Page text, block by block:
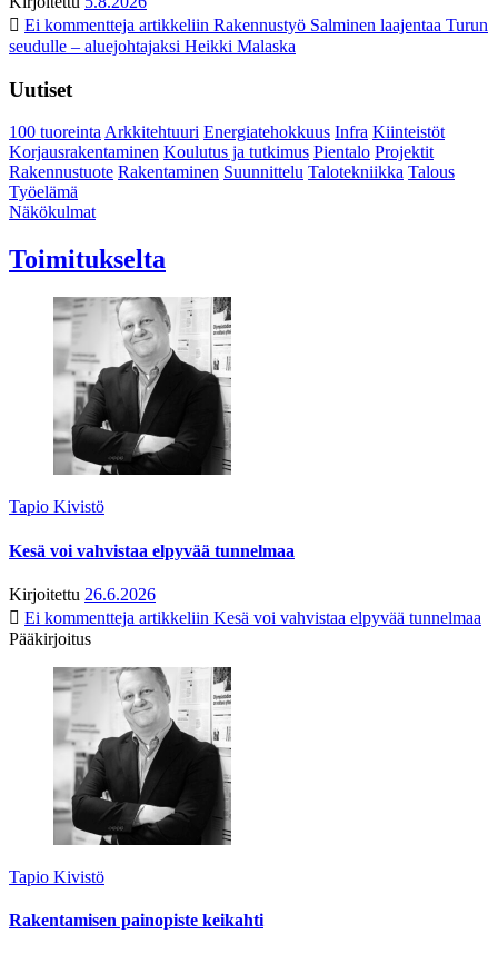
Ei kommentteja artikkeliin Rakennustyö Salminen laajentaa Turun
seudulle – aluejohtajaksi Heikki Malaska
Uutiset
100 tuoreintaArkkitehtuuri Energiatehokkuus Infra Kiinteistöt
Korjausrakentaminen Koulutus ja tutkimus Pientalo Projektit
Rakennustuote Rakentaminen Suunnittelu Talotekniikka Talous
Työelämä
Näkökulmat
Toimitukselta
Tapio Kivistö
Kesä voi vahvistaa elpyvää tunnelmaa
Kirjoitettu 26.6.2026
Ei kommentteja artikkeliin Kesä voi vahvistaa elpyvää tunnelmaa
Pääkirjoitus
Tapio Kivistö
Rakentamisen painopiste keikahti